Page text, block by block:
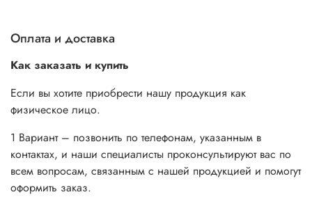
Оплата и доставка
Как заказать и купить
Если вы хотите приобрести нашу продукция как
физическое лицо.
1 Вариант – позвонить по телефонам, указанным в
контактах, и наши специалисты проконсультируют вас по
всем вопросам, связанным с нашей продукцией и помогут
оформить заказ.